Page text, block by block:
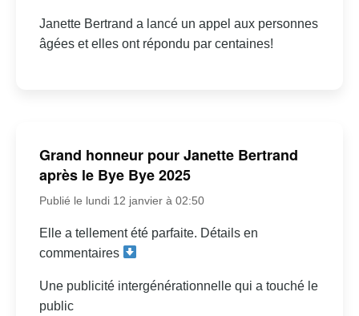
Janette Bertrand a lancé un appel aux personnes
âgées et elles ont répondu par centaines!
Grand honneur pour Janette Bertrand
après le Bye Bye 2025
Publié le lundi 12 janvier à 02:50
Elle a tellement été parfaite. Détails en
commentaires
Une publicité intergénérationnelle qui a touché le
public